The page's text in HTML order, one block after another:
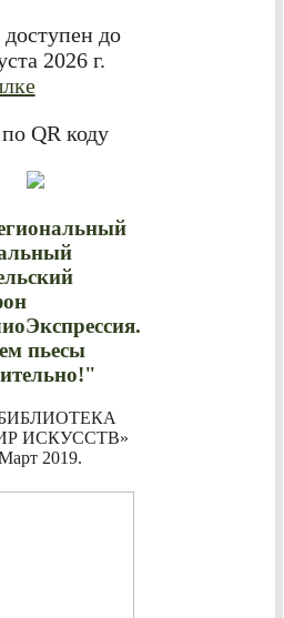
до
2026 г.
QR коду
пьесы
БИБЛИОТЕКА
ИСКУССТВ»
2019.